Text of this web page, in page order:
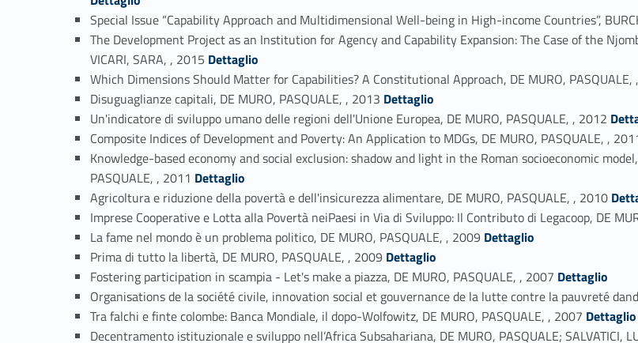
Special Issue “Capability Approach and Multidimensional Well-being in High-income Countries”,
The Development Project as an Institution for Agency and Capability Expansion: The Case of the
VICARI, SARA, , 2015Link identifier #identifier_person_172908-11
Dettaglio
Which Dimensions Should Matter for Capabilities? A Constitutional Approach, DE MURO, PASQUALE,
Disuguaglianze capitali, DE MURO, PASQUALE, , 2013 Link identifier #identifier_person_161103-13
Dettaglio
Un'indicatore di sviluppo umano delle regioni dell'Unione Europea, DE MURO, PASQUALE, , 2012 Link identifier #identifier_person_60982-14
Composite Indices of Development and Poverty: An Application to MDGs, DE MURO, PASQUALE, ,
Knowledge-based economy and social exclusion: shadow and light in the Roman socioeconomic
PASQUALE, , 2011 Link identifier #identifier_person_72250-16
Dettaglio
Agricoltura e riduzione della povertà e dell'insicurezza alimentare, DE MURO, PASQUALE, , 2010 Link identifier #identifier_person_59048-17
Imprese Cooperative e Lotta alla Povertà neiPaesi in Via di Sviluppo: Il Contributo di Legacoop, DE
La fame nel mondo è un problema politico, DE MURO, PASQUALE, , 2009 Link identifier #identifier_person_19122-19
Dettaglio
Prima di tutto la libertà, DE MURO, PASQUALE, , 2009 Link identifier #identifier_person_197109-20
Dettaglio
Fostering participation in scampia - Let's make a piazza, DE MURO, PASQUALE, , 2007 Link identifier #identifier_person_176650-21
Dettaglio
Organisations de la société civile, innovation social et gouvernance de la lutte contre la pauvreté
Tra falchi e finte colombe: Banca Mondiale, il dopo-Wolfowitz, DE MURO, PASQUALE, , 2007 Link identifier #identifier_person_167498-23
Dettaglio
Decentramento istituzionale e sviluppo nell’Africa Subsahariana, DE MURO, PASQUALE; SALVATICI,